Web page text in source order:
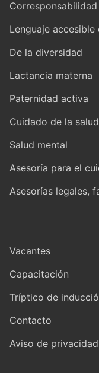
Corresponsabilidad
Lenguaje accesible
De la diversidad
Lactancia materna
Paternidad activa
Cuidado de la salud
Salud mental
Asesoría para el
Asesorías legales,
Vacantes
Capacitación
Tríptico de
Contacto
Aviso de privacidad